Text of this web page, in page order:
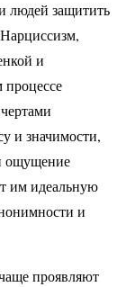
людей защитить
и
и значимости,
ощущение
им идеальную
и
проявляют